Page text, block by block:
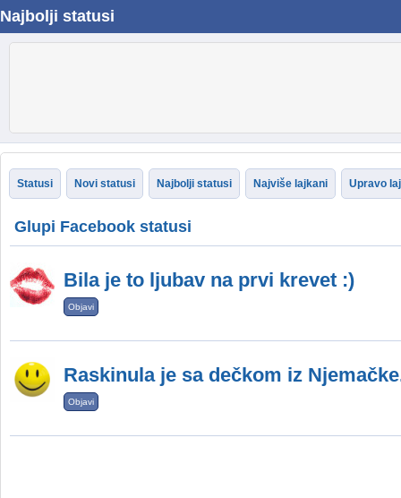
Najbolji statusi
Statusi Novi statusi Najbolji statusi Najviše lajkani Upravo
Glupi Facebook statusi
Bila je to ljubav na prvi krevet :)
Objavi
Raskinula je sa dečkom iz
Objavi